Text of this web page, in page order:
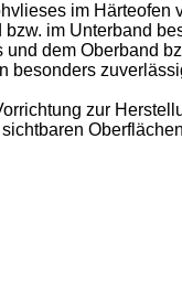
im Härteofen
im Unterband
dem Oberband
besonders
zur